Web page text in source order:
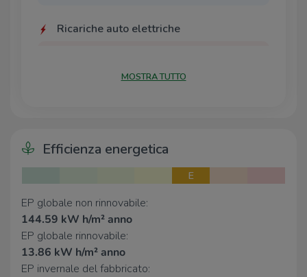
Ricariche auto elettriche
LIDL Milano Viale Monza
Scuole
Università degli Studi di Milano
Bicocca
280 m
Scuole
U5
Scuola elementare Giovanni Battista
Pirelli
MOSTRA TUTTO
Efficienza energetica
E
EP globale non rinnovabile:
144.59 kW h/m² anno
EP globale rinnovabile:
13.86 kW h/m² anno
EP invernale del fabbricato: